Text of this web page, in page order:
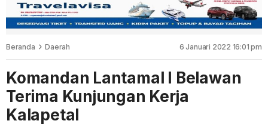
Beranda Daerah 6 Januari 2022 16:01 pm
Komandan Lantamal I Belawan
Terima Kunjungan Kerja
Kalapetal